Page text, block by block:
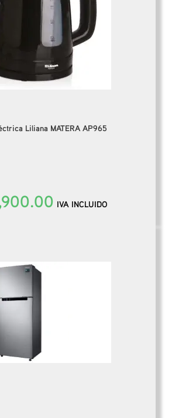
Liliana MATERA AP965
IVA INCLUIDO